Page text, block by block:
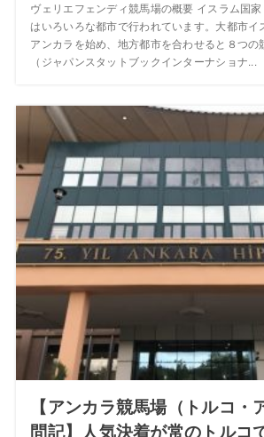
ヴェリエフェンディ競馬場の概要 イスラム国
はいろいろな都市で行われています。大都市イ
アンカラを始め、地方都市を合わせると８つの
（ジャパンスタットブックインターナショナ...
【アンカラ競馬場（トルコ・
問記】人気決着が常のトルコ